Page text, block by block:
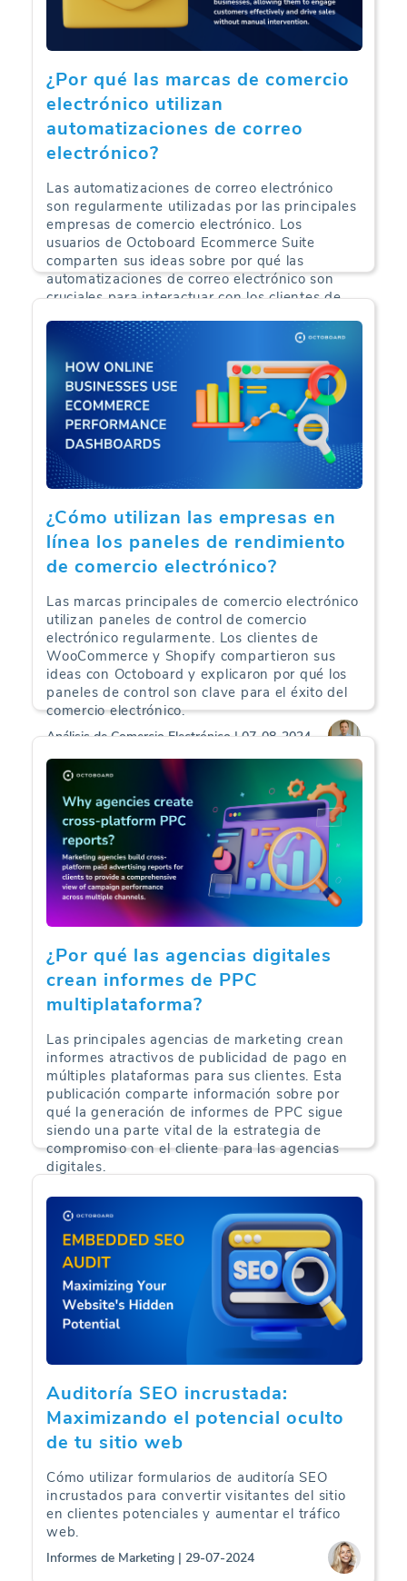
¿Por qué las marcas de comercio
electrónico utilizan
automatizaciones de correo
electrónico?
Las automatizaciones de correo electrónico
son regularmente utilizadas por las principales
empresas de comercio electrónico. Los
usuarios de Octoboard Ecommerce Suite
comparten sus ideas sobre por qué las
automatizaciones de correo electrónico son
cruciales para interactuar con los clientes de
Análisis de Comercio Electrónico | 09-08-2024
¿Cómo utilizan las empresas en
línea los paneles de rendimiento
de comercio electrónico?
Las marcas principales de comercio electrónico
utilizan paneles de control de comercio
electrónico regularmente. Los clientes de
WooCommerce y Shopify compartieron sus
ideas con Octoboard y explicaron por qué los
paneles de control son clave para el éxito del
comercio electrónico.
Análisis de Comercio Electrónico | 07-08-2024
¿Por qué las agencias digitales
crean informes de PPC
multiplataforma?
Las principales agencias de marketing crean
informes atractivos de publicidad de pago en
múltiples plataformas para sus clientes. Esta
publicación comparte información sobre por
qué la generación de informes de PPC sigue
siendo una parte vital de la estrategia de
compromiso con el cliente para las agencias
digitales.
Auditoría SEO incrustada:
Maximizando el potencial oculto
de tu sitio web
Cómo utilizar formularios de auditoría SEO
incrustados para convertir visitantes del sitio
en clientes potenciales y aumentar el tráfico
web.
Informes de Marketing | 29-07-2024